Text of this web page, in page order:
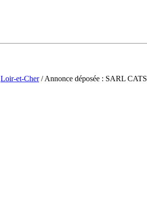
Loir-et-Cher/ Annonce déposée : SARL CATS